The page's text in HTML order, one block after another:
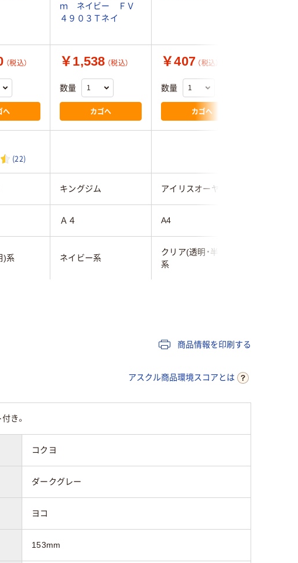
ｍ ネイビー ＦＶ
４９０３Ｔネイ
（税込）
へ
￥1,538 （税込）
数量
カゴへ
￥407 （税込）
数量
カゴへ
(22)
キングジム アイリスオーヤマ
Ａ４ A4
)系 ネイビー系
クリア(透明・半透明)
系
成型
484ｇ
商品情報を印刷する
アスクル商品環境スコアとは
き。
コクヨ
ダークグレー
ヨコ
153mm